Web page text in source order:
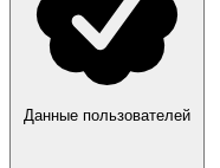
Данные пользователей